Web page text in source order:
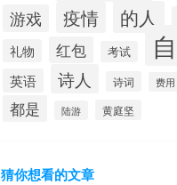
游戏 疫情 的人
礼物 红包 考试
英语 诗人 诗词 费用
都是 陆游 黄庭坚
猜你想看的文章